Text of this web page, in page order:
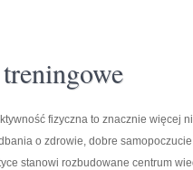
fizyczna to znacznie więcej
o zdrowie, dobre
stanowi rozbudowane centrum